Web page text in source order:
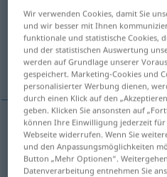
Übersicht aller
(Für mehr Details die
Computer
Computerm ordinateur
Wir verwenden Cookies, damit Sie
und wir besser mit Ihnen
funktionale und statistische Cookies,
und der statistischen Auswertung
werden auf Grundlage unserer
gespeichert. Marketing-Cookies und
personalisierter Werbung dienen,
durch einen Klick auf den
geben. Klicken Sie ansonsten auf
können Ihre Einwilligung jederzeit
Webseite widerrufen. Wenn Sie
und den Anpassungsmöglichkeiten
Button „Mehr Optionen“.
Datenverarbeitung entnehmen Sie